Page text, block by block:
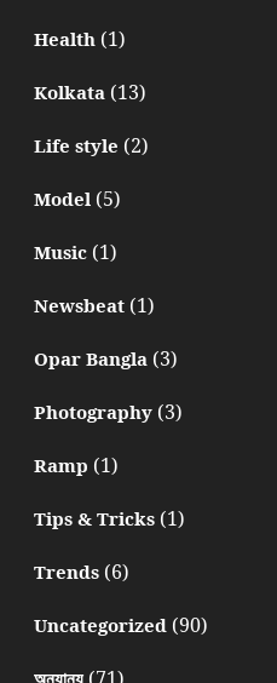
Health(1)
Kolkata(13)
Life style (2)
Model(5)
Music(1)
Newsbeat(1)
Opar Bangla(3)
Photography(3)
Ramp (1)
Tips & Tricks(1)
Trends(6)
Uncategorized(90)